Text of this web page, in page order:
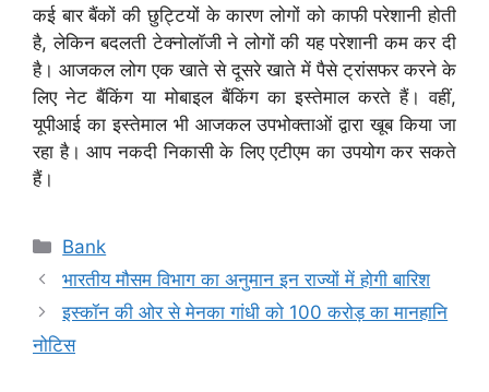
कई बार बैंकों की छुट्टियों के कारण लोगों को काफी परेशानी होती
है, लेकिन बदलती टेक्नोलॉजी ने लोगों की यह परेशानी कम कर दी
है। आजकल लोग एक खाते से दूसरे खाते में पैसे ट्रांसफर करने के
लिए नेट बैंकिंग या मोबाइल बैंकिंग का इस्तेमाल करते हैं। वहीं,
यूपीआई का इस्तेमाल भी आजकल उपभोक्ताओं द्वारा खूब किया जा
रहा है। आप नकदी निकासी के लिए एटीएम का उपयोग कर सकते
हैं।
Categories
Bank
भारतीय मौसम विभाग का अनुमान इन राज्यों में होगी बारिश
इस्कॉन की ओर से मेनका गांधी को 100 करोड़ का मानहानि
नोटिस